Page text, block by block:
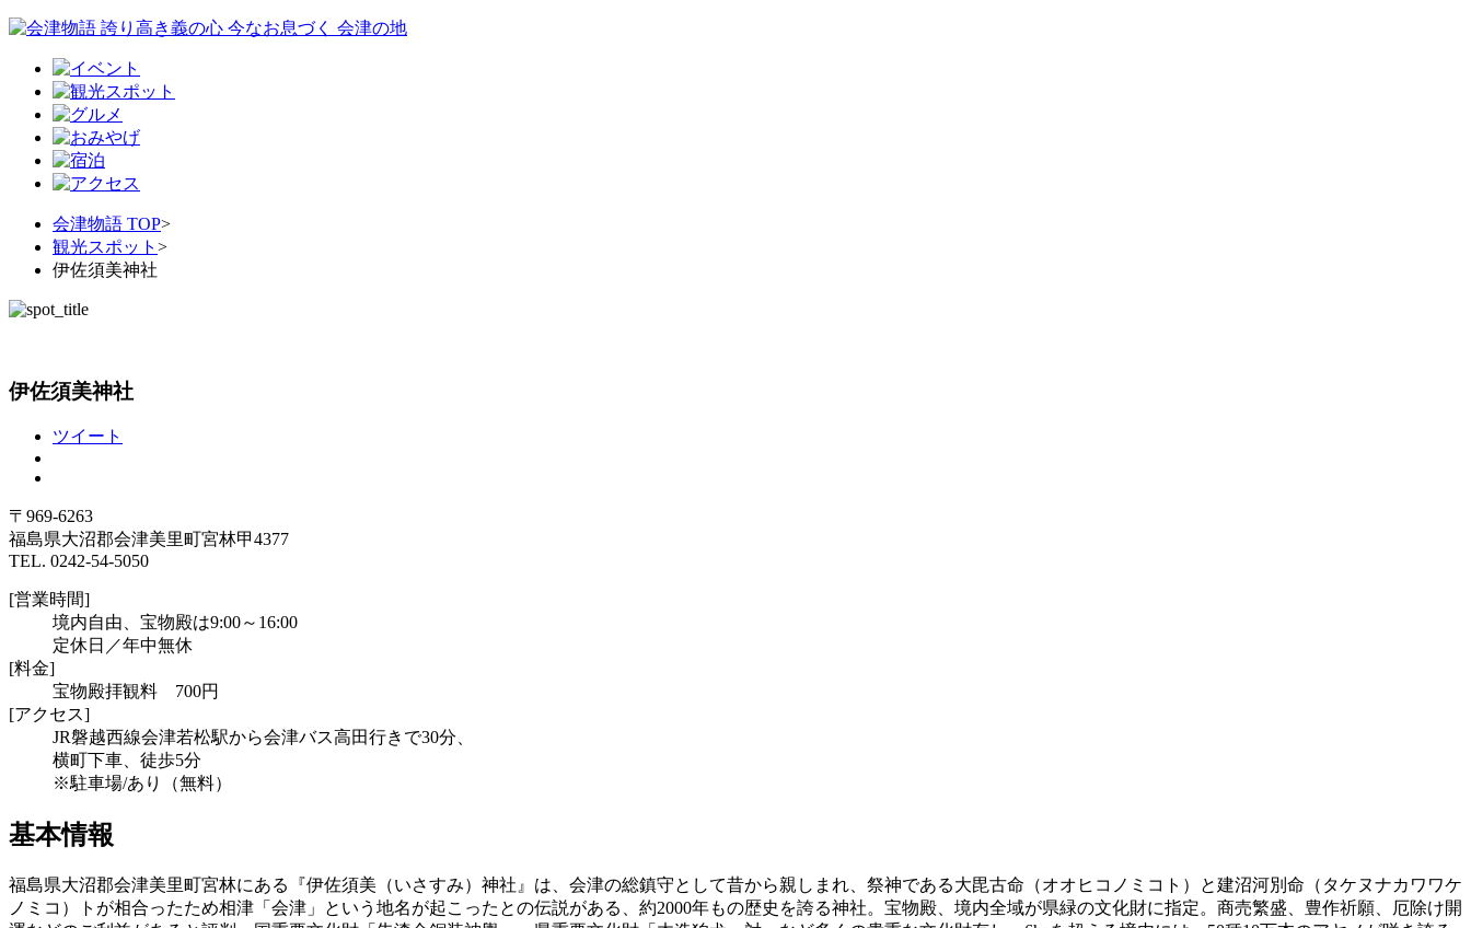
会津物語 TOP>
観光スポット >
伊佐須美神社
伊佐須美神社
ツイート
〒969-6263
福島県大沼郡会津美里町宮林甲4377
TEL. 0242-54-5050
[営業時間]
境内自由、宝物殿は9:00～16:00
定休日／年中無休
[料金]
宝物殿拝観料 700円
[アクセス]
JR磐越西線会津若松駅から会津バス高田行きで30分、
横町下車、徒歩5分
※駐車場/あり（無料）
基本情報
福島県大沼郡会津美里町宮林にある『伊佐須美（いさすみ）神社』は、会津の総鎮守として昔から親しまれ、祭神である大毘古命（オオヒコノミコト）と建沼河別命（タケヌナカワワケ
ノミコ）トが相合ったため相津「会津」という地名が起こったとの伝説がある、約2000年もの歴史を誇る神社。宝物殿、境内全域が県緑の文化財に指定。商売繁盛、豊作祈願、厄除け開